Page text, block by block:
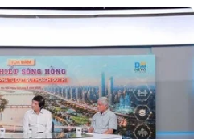
ra bước
Ấn Độ lần